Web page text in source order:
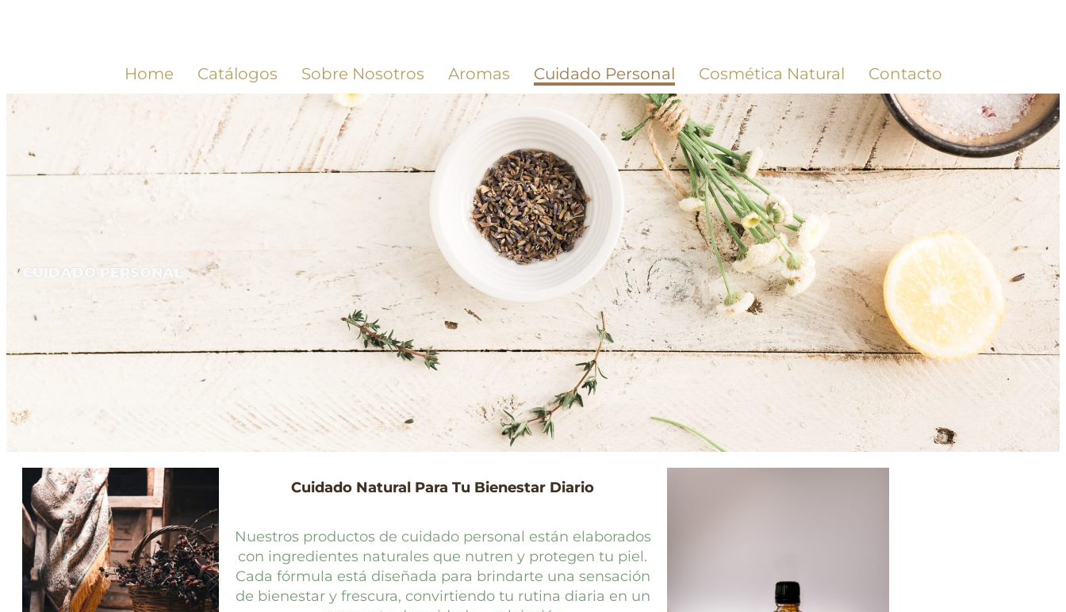
Home Catálogos Sobre Nosotros Aromas Cuidado Personal Cosmética Natural Contacto
CUIDADO PERSONAL
Cuidado Natural Para Tu Bienestar Diario
Nuestros productos de cuidado personal están elaborados
con ingredientes naturales que nutren y protegen tu piel.
Cada fórmula está diseñada para brindarte una sensación
de bienestar y frescura, convirtiendo tu rutina diaria en un